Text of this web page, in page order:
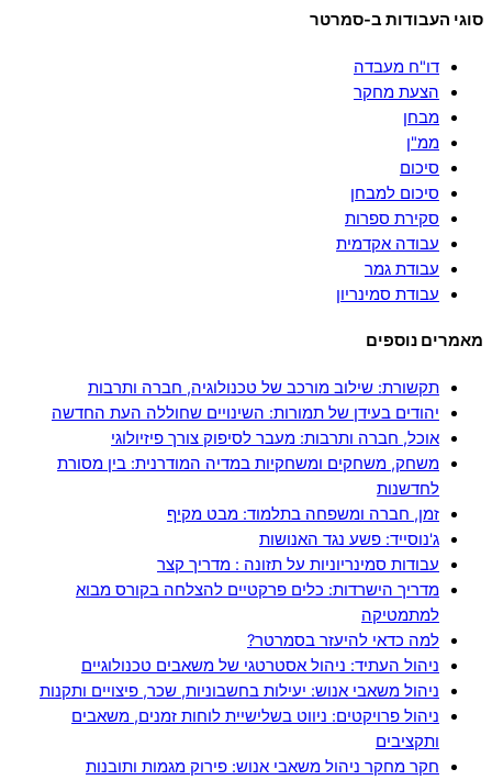
סוגי העבודות ב-סמרטר
דו"ח מעבדה
הצעת מחקר
מבחן
ממ"ן
סיכום
סיכום למבחן
סקירת ספרות
עבודה אקדמית
עבודת גמר
עבודת סמינריון
מאמרים נוספים
תקשורת: שילוב מורכב של טכנולוגיה, חברה ותרבות
יהודים בעידן של תמורות: השינויים שחוללה העת החדשה
אוכל, חברה ותרבות: מעבר לסיפוק צורך פיזיולוגי
משחק, משחקים ומשחקיות במדיה המודרנית: בין מסורת
לחדשנות
זמן, חברה ומשפחה בתלמוד: מבט מקיף
ג'נוסייד: פשע נגד האנושות
עבודות סמינריוניות על תזונה : מדריך קצר
מדריך הישרדות: כלים פרקטיים להצלחה בקורס מבוא
למתמטיקה
למה כדאי להיעזר בסמרטר?
ניהול העתיד: ניהול אסטרטגי של משאבים טכנולוגיים
ניהול משאבי אנוש: יעילות בחשבוניות, שכר, פיצויים ותקנות
ניהול פרויקטים: ניווט בשלישיית לוחות זמנים, משאבים
ותקציבים
חקר מחקר ניהול משאבי אנוש: פירוק מגמות ותובנות